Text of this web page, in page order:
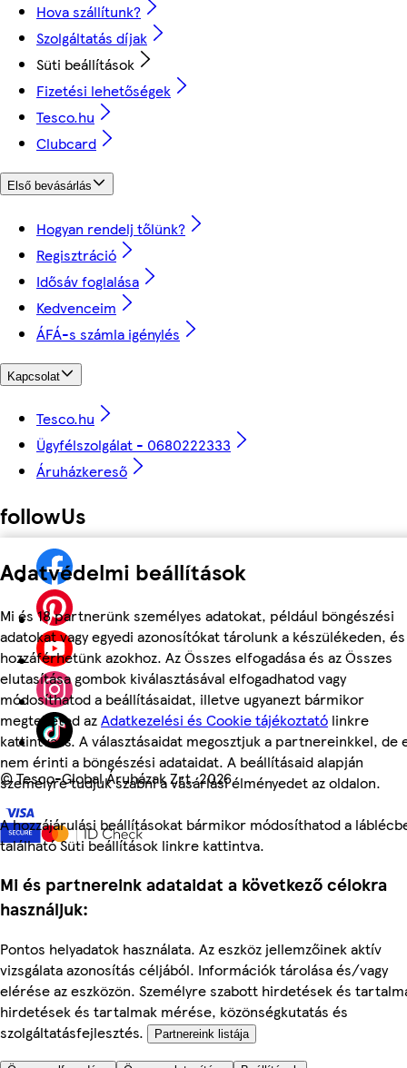
Adatvédelmi beállítások
Mi és 18 partnerünk személyes adatokat, például böngészési
adatokat vagy egyedi azonosítókat tárolunk a készülékeden, és
hozzáférhetünk azokhoz. Az Összes elfogadása és az Összes
elutasítása gombok kiválasztásával elfogadhatod vagy
módosíthatod a beállításaidat, illetve ugyanezt bármikor
megteheted azAdatkezelési és Cookie tájékoztató linkre
kattintva is. A választásaidat megosztjuk a partnereinkkel, de
nem érinti a böngészési adataidat. A beállításaid alapján
személyre tudjuk szabni a vásárlási élményedet az oldalon.
A hozzájárulási beállításokat bármikor módosíthatod a
található Süti beállítások linkre kattintva.
Mi és partnereink adataidat a következő célokra
használjuk:
Pontos helyadatok használata. Az eszköz jellemzőinek aktív
vizsgálata azonosítás céljából. Információk tárolása és/vagy
elérése az eszközön. Személyre szabott hirdetések és
hirdetések és tartalmak mérése, közönségkutatás és
szolgáltatásfejlesztés.
Partnereink listája
Hova szállítunk?
Szolgáltatás díjak
Süti beállítások
Fizetési lehetőségek
Tesco.hu
Clubcard
Első bevásárlás
Hogyan rendelj tőlünk?
Regisztráció
Idősáv foglalása
Kedvenceim
ÁFÁ-s számla igénylés
Kapcsolat
Tesco.hu
Ügyfélszolgálat - 0680222333
Áruházkereső
followUs
©Tesco-Global Áruházak Zrt. 2026